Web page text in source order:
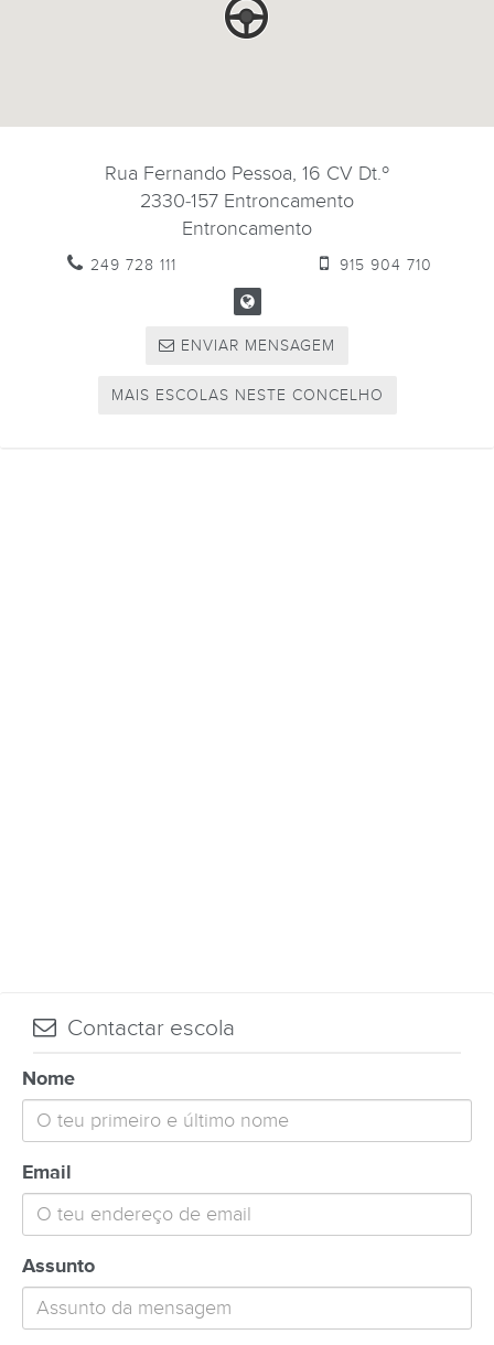
Rua Fernando Pessoa, 16 CV Dt.º
2330-157 Entroncamento
Entroncamento
249 728 111 915 904 710
ENVIAR MENSAGEM
MAIS ESCOLAS NESTE CONCELHO
Contactar escola
Nome
Email
Assunto